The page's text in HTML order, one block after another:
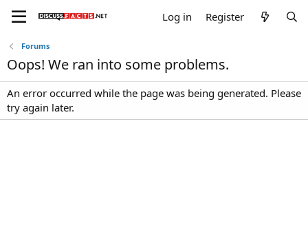
Log in Register
Forums
Oops! We ran into some problems.
An error occurred while the page was being generated. Please
try again later.